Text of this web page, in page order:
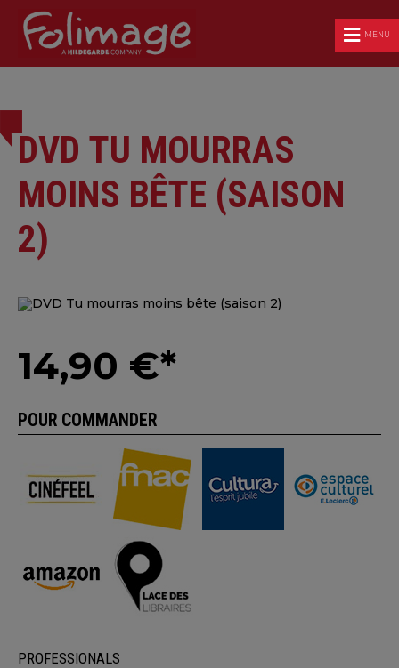
MENU
DVD TU MOURRAS
MOINS BÊTE (SAISON
2)
14,90 €*
POUR COMMANDER
PROFESSIONALS